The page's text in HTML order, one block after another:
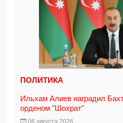
ПОЛИТИКА
Ильхам Алиев наградил
орденом "Шохрат"
06 августа 2026